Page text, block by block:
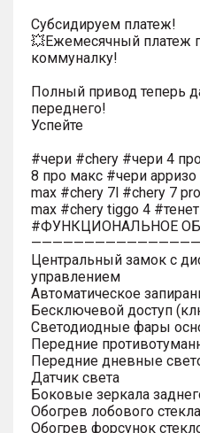
Субсидируем платеж!
💥Ежемесячный платеж
коммуналку!
Полный привод теперь
переднего!
Успейте
#чери #chery #чери 4
8 про макс #чери
max #chery 7l #chery 7
max #chery tiggo 4
#ФУНКЦИОНАЛЬНОЕ
Центральный замок с
управлением
Автоматическое
Бесключевой доступ
Светодиодные фары
Передние
Передние дневные
Датчик света
Боковые зеркала
Обогрев лобового стекла
Обогрев форсунок